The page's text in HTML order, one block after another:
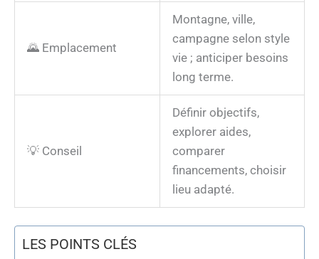
🌄 Emplacement
Montagne, ville,
campagne selon style
vie ; anticiper besoins
long terme.
💡 Conseil
Définir objectifs,
explorer aides,
comparer
financements, choisir
lieu adapté.
LES POINTS CLÉS